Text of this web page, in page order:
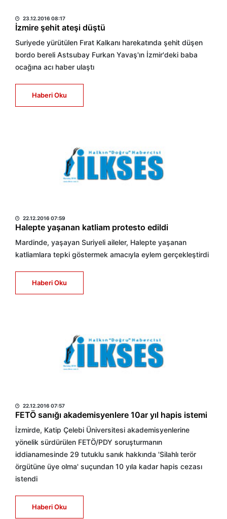
23.12.2016 08:17
İzmire şehit ateşi düştü
Suriyede yürütülen Fırat Kalkanı harekatında şehit düşen
bordo bereli Astsubay Furkan Yavaş'ın İzmir'deki baba
ocağına acı haber ulaştı
Haberi Oku
22.12.2016 07:59
Halepte yaşanan katliam protesto edildi
Mardinde, yaşayan Suriyeli aileler, Halepte yaşanan
katliamlara tepki göstermek amacıyla eylem gerçekleştirdi
Haberi Oku
22.12.2016 07:57
FETÖ sanığı akademisyenlere 10ar yıl hapis istemi
İzmirde, Katip Çelebi Üniversitesi akademisyenlerine
yönelik sürdürülen FETÖ/PDY soruşturmanın
iddianamesinde 29 tutuklu sanık hakkında 'Silahlı terör
örgütüne üye olma' suçundan 10 yıla kadar hapis cezası
istendi
Haberi Oku